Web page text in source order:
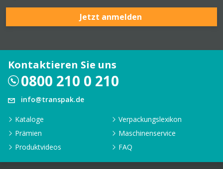
Jetzt anmelden
Kontaktieren Sie uns
0800 210 0 210
info@transpak.de
Kataloge
Verpackungslexikon
Prämien
Maschinenservice
Produktvideos
FAQ